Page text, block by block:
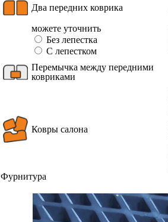
Два передних коврика
можете уточнить
Без лепестка
С лепестком
Перемычка между передними
ковриками
Ковры салона
Фурнитура